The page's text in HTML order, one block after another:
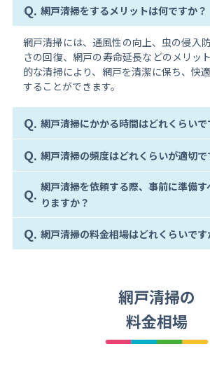
Q. 網戸清掃をするメリットは何ですか？
網戸清掃には、通風性の向上、虫の侵入
さの回復、網戸の寿命延長などのメリッ
的な清掃により、網戸を清潔に保ち、快
することができます。
Q. 網戸清掃にかかる時間はどれくらいで
Q. 網戸清掃の頻度はどれくらいが適切で
Q. 網戸清掃を依頼する際、事前に準備す
りますか？
Q. 網戸清掃の料金相場はどれくらいです
網戸清掃の
料金相場